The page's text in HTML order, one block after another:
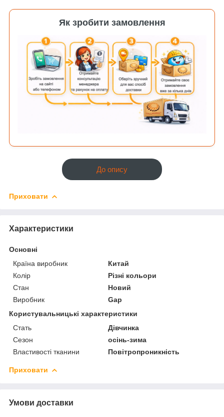
Як зробити замовлення
До опису
Приховати
Характеристики
Основні
Країна виробник
Китай
Колір
Різні кольори
Стан
Новий
Виробник
Gap
Користувальницькі характеристики
Стать
Дівчинка
Сезон
осінь-зима
Властивості тканини
Повітропроникність
Приховати
Умови доставки